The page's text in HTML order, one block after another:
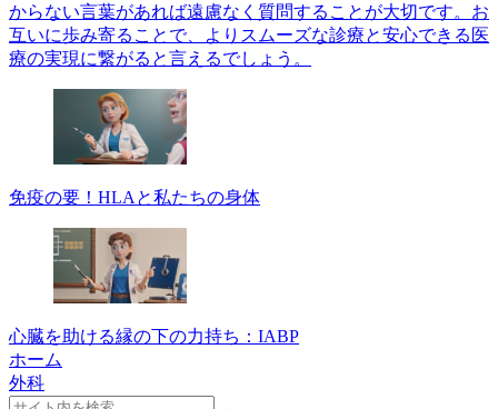
からない言葉があれば遠慮なく質問することが大切です。お
互いに歩み寄ることで、よりスムーズな診療と安心できる医
療の実現に繋がると言えるでしょう。
免疫の要！HLAと私たちの身体
心臓を助ける縁の下の力持ち：IABP
ホーム
外科